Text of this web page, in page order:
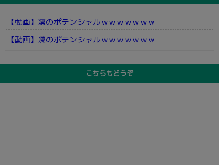
【動画】凜のポテンシャルｗｗｗｗｗｗｗ
【動画】凜のポテンシャルｗｗｗｗｗｗｗ
こちらもどうぞ